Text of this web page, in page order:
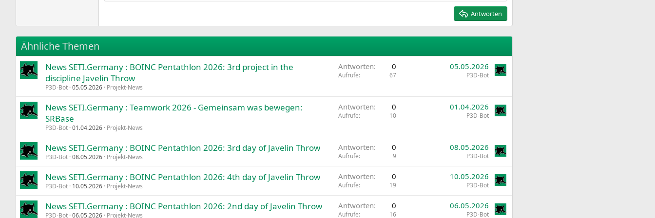
18
Times New Roman
Verdana
Antworten
Ähnliche Themen
News SETI.Germany : BOINC Pentathlon 2026: 3rd project in the
discipline Javelin Throw
P3D-Bot 05.05.2026 Projekt-News
Antworten 0
Aufrufe 67
05.05.2026
P3D-Bot
News SETI.Germany : Teamwork 2026 - Gemeinsam was bewegen:
SRBase
P3D-Bot 01.04.2026 Projekt-News
Antworten 0
Aufrufe 10
01.04.2026
P3D-Bot
News SETI.Germany : BOINC Pentathlon 2026: 3rd day of Javelin Throw
P3D-Bot 08.05.2026 Projekt-News
Antworten 0
Aufrufe 9
08.05.2026
P3D-Bot
News SETI.Germany : BOINC Pentathlon 2026: 4th day of Javelin Throw
P3D-Bot 10.05.2026 Projekt-News
Antworten 0
Aufrufe 19
10.05.2026
P3D-Bot
News SETI.Germany : BOINC Pentathlon 2026: 2nd day of Javelin Throw
P3D-Bot 06.05.2026 Projekt-News
Antworten 0
Aufrufe 16
06.05.2026
P3D-Bot